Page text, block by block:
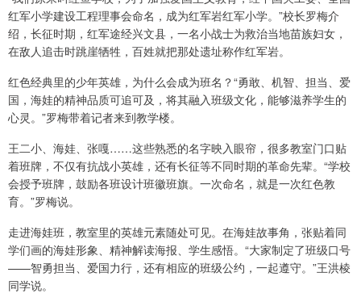
红军小学建设工程理事会命名，成为红军岩红军小学。”校长罗梅介
绍，长征时期，红军途经兴文县，一名小战士为救治当地苗族妇女，
在敌人追击时跳崖牺牲，百姓就把那处遗址称作红军岩。
红色经典里的少年英雄，为什么会成为班名？“勇敢、机智、担当、爱
国，海娃的精神品质可追可及，将其融入班级文化，能够滋养学生的
心灵。”罗梅带着记者来到教学楼。
王二小、海娃、张嘎……这些熟悉的名字映入眼帘，很多教室门口贴
着班牌，不仅有抗战小英雄，还有长征等不同时期的革命先辈。“学校
会授予班牌，鼓励各班设计班徽班旗。一次命名，就是一次红色教
育。”罗梅说。
走进海娃班，教室里的英雄元素随处可见。在海娃故事角，张贴着同
学们画的海娃形象、精神解读海报、学生感悟。“大家制定了班级口号
——智勇担当、爱国力行，还有相应的班级公约，一起遵守。”王洪棱
同学说。